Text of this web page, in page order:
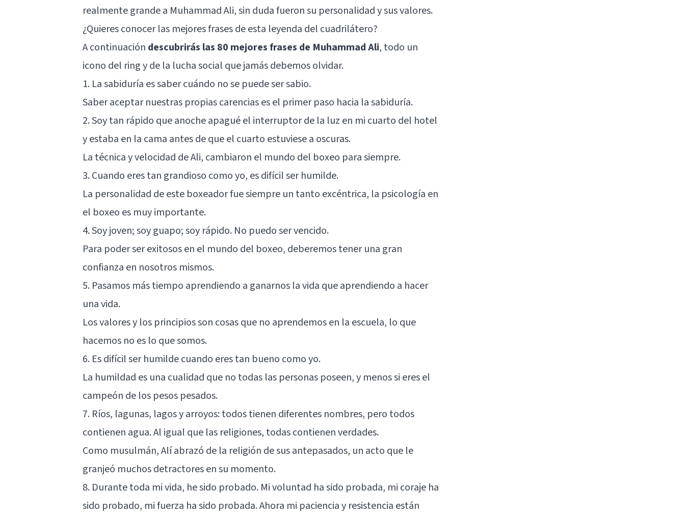
realmente grande a Muhammad Ali, sin duda fueron su personalidad y sus valores.
¿Quieres conocer las mejores frases de esta leyenda del cuadrilátero?
A continuación descubrirás las 80 mejores frases de Muhammad Ali, todo un
icono del ring y de la lucha social que jamás debemos olvidar.
1. La sabiduría es saber cuándo no se puede ser sabio.
Saber aceptar nuestras propias carencias es el primer paso hacia la sabiduría.
2. Soy tan rápido que anoche apagué el interruptor de la luz en mi cuarto del hotel
y estaba en la cama antes de que el cuarto estuviese a oscuras.
La técnica y velocidad de Ali, cambiaron el mundo del boxeo para siempre.
3. Cuando eres tan grandioso como yo, es difícil ser humilde.
La personalidad de este boxeador fue siempre un tanto excéntrica, la psicología en
el boxeo es muy importante.
4. Soy joven; soy guapo; soy rápido. No puedo ser vencido.
Para poder ser exitosos en el mundo del boxeo, deberemos tener una gran
confianza en nosotros mismos.
5. Pasamos más tiempo aprendiendo a ganarnos la vida que aprendiendo a hacer
una vida.
Los valores y los principios son cosas que no aprendemos en la escuela, lo que
hacemos no es lo que somos.
6. Es difícil ser humilde cuando eres tan bueno como yo.
La humildad es una cualidad que no todas las personas poseen, y menos si eres el
campeón de los pesos pesados.
7. Ríos, lagunas, lagos y arroyos: todos tienen diferentes nombres, pero todos
contienen agua. Al igual que las religiones, todas contienen verdades.
Como musulmán, Alí abrazó de la religión de sus antepasados, un acto que le
granjeó muchos detractores en su momento.
8. Durante toda mi vida, he sido probado. Mi voluntad ha sido probada, mi coraje ha
sido probado, mi fuerza ha sido probada. Ahora mi paciencia y resistencia están